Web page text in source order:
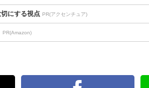
にする視点 PR(アクセンチュア)
PR(Amazon)